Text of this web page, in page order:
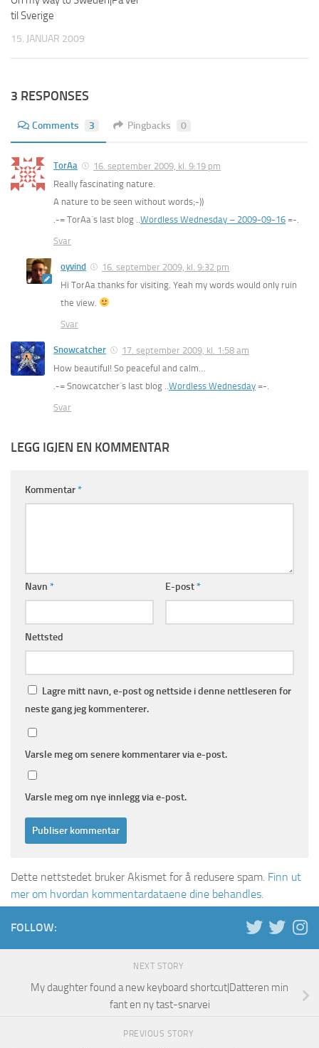
til Sverige
15. JANUAR 2009
3 RESPONSES
Comments 3 Pingbacks 0
TorAa
16. september 2009, kl. 9:19 pm
Really fascinating nature.
A nature to be seen without words;-))
.-= TorAa´s last blog .. Wordless Wednesday – 2009-09-16 =-.
Svar
oyvind
16. september 2009, kl. 9:32 pm
Hi TorAa thanks for visiting. Yeah my words would only ruin
the view.
Svar
Snowcatcher
17. september 2009, kl. 1:58 am
How beautiful! So peaceful and calm…
.-= Snowcatcher´s last blog .. Wordless Wednesday =-.
Svar
LEGG IGJEN EN KOMMENTAR
Kommentar*
Navn * E-post*
Nettsted
Lagre mitt navn, e-post og nettside i denne nettleseren for
neste gang jeg kommenterer.
Varsle meg om senere kommentarer via e-post.
Varsle meg om nye innlegg via e-post.
Dette nettstedet bruker Akismet for å redusere spam. Finn ut
mer om hvordan kommentardataene dine behandles.
FOLLOW:
NEXT STORY
My daughter found a new keyboard shortcut|Datteren min
fant en ny tast-snarvei
PREVIOUS STORY